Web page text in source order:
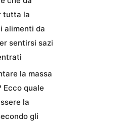
tutta la
alimenti da
sentirsi sazi
la massa
Ecco quale
la
gli